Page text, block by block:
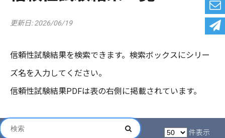
更新日: 2026/06/19
信頼性試験結果を検索できます。検索ボックスにシリー
ズ名を入力してください。
信頼性試験結果PDFは表の右側に掲載されています。
件表示